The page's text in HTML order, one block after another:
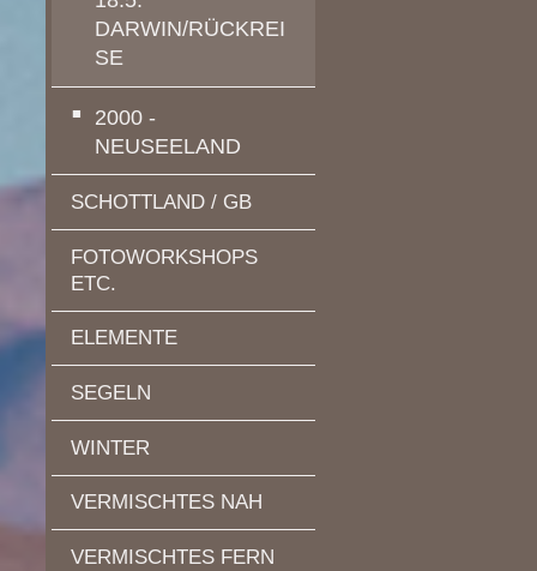
DARWIN/RÜCKREI
SE
2000 -
NEUSEELAND
SCHOTTLAND / GB
FOTOWORKSHOPS
ETC.
ELEMENTE
SEGELN
WINTER
VERMISCHTES NAH
VERMISCHTES FERN